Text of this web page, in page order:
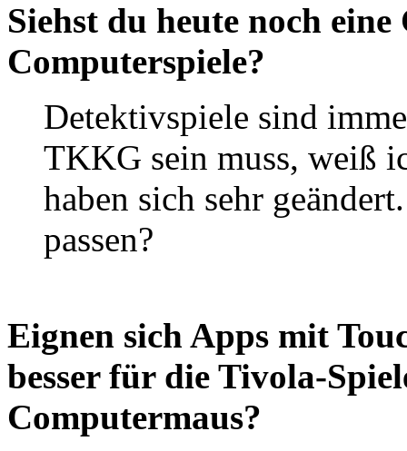
Siehst du heute noch
Computerspiele?
Detektivspiele sind
TKKG sein muss, weiß
haben sich sehr
passen?
Eignen sich Apps mit
besser für die Tivola-
Computermaus?